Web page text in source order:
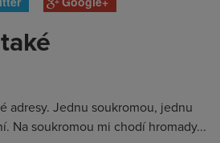
adresy. Jednu soukromou, jednu
Na soukromou mi chodí hromady...